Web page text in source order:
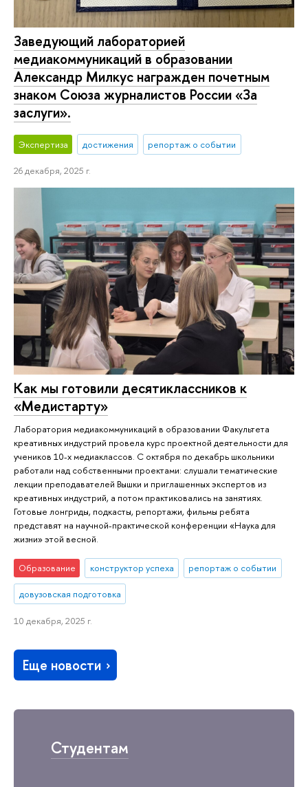
Студентам
Заведующий лабораторией
медиакоммуникаций в образовании
Александр Милкус награжден почетным
знаком Союза журналистов России «За
заслуги».
Экспертиза достижения репортаж о событии
26 декабря, 2025 г.
Как мы готовили десятиклассников к
«Медистарту»
Лаборатория медиакоммуникаций в образовании Факультета
креативных индустрий провела курс проектной деятельности для
учеников 10-х медиаклассов. С октября по декабрь школьники
работали над собственными проектами: слушали тематические
лекции преподавателей Вышки и приглашенных экспертов из
креативных индустрий, а потом практиковались на занятиях.
Готовые лонгриды, подкасты, репортажи, фильмы ребята
представят на научной-практической конференции «Наука для
жизни» этой весной.
Образование конструктор успеха репортаж о событии
довузовская подготовка
10 декабря, 2025 г.
Еще новости